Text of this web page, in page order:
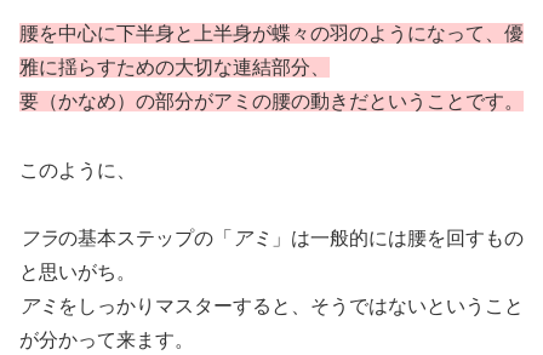
腰を中心に下半身と上半身が蝶々の羽のようになって、優
雅に揺らすための大切な連結部分、
要（かなめ）の部分がアミの腰の動きだということです。
このように、
フラの基本ステップの「 アミ 」は一般的には腰を回すもの
と思いがち。
アミ をしっかりマスターすると、そうではないということ
が分かって来ます。